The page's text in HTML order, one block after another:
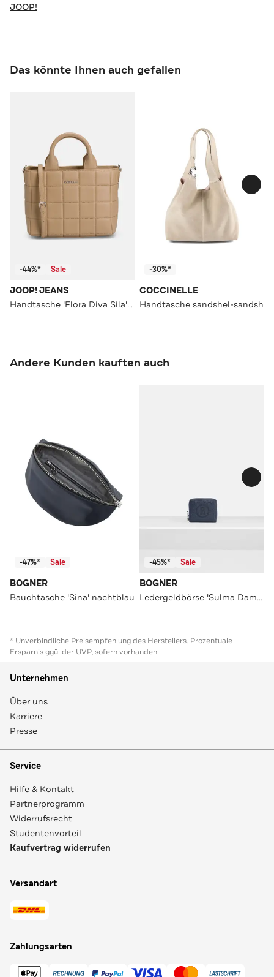
JOOP!
Das könnte Ihnen auch gefallen
-44%* Sale
JOOP! JEANS
Handtasche 'Flora Diva Sila' hellbraun
-30%*
COCCINELLE
Handtasche sandshel-sandsh
Andere Kunden kauften auch
-47%* Sale
BOGNER
Bauchtasche 'Sina' nachtblau
-45%* Sale
BOGNER
Ledergeldbörse 'Sulma Dama' navy
* Unverbindliche Preisempfehlung des Herstellers. Prozentuale
Ersparnis ggü. der UVP, sofern vorhanden
Unternehmen
Über uns
Karriere
Presse
Service
Hilfe & Kontakt
Partnerprogramm
Widerrufsrecht
Studentenvorteil
Kaufvertrag widerrufen
Versandart
Zahlungsarten